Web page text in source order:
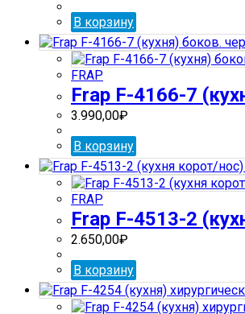
В корзину
FRAP
Frap F-4166-7
3.990,00₽
В корзину
FRAP
Frap F-4513-2
2.650,00₽
В корзину